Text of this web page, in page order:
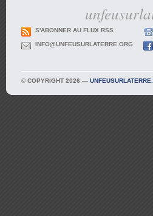
S'ABONNER AU FLUX RSS
INFO@UNFEUSURLATERRE.ORG
© COPYRIGHT 2026 —